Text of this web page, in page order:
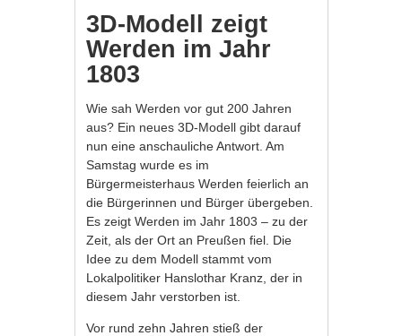
3D-Modell zeigt
Werden im Jahr
1803
Wie sah Werden vor gut 200 Jahren
aus? Ein neues 3D-Modell gibt darauf
nun eine anschauliche Antwort. Am
Samstag wurde es im
Bürgermeisterhaus Werden feierlich an
die Bürgerinnen und Bürger übergeben.
Es zeigt Werden im Jahr 1803 – zu der
Zeit, als der Ort an Preußen fiel. Die
Idee zu dem Modell stammt vom
Lokalpolitiker Hanslothar Kranz, der in
diesem Jahr verstorben ist.
Vor rund zehn Jahren stieß der